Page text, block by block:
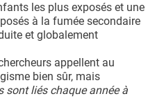
les plus exposés et une
à la fumée secondaire
et globalement
appellent au
bien sûr, mais
sont liés chaque année à